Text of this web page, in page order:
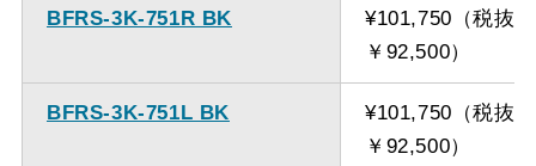
BFRS-3K-751R BK
¥101,750（税抜
￥92,500）
BFRS-3K-751L BK
¥101,750（税抜
￥92,500）